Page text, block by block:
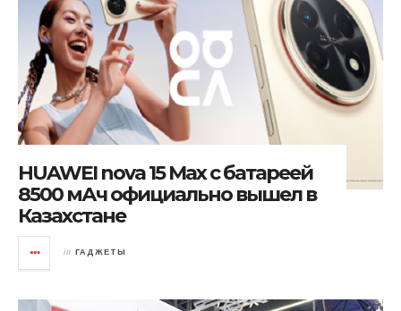
HUAWEI nova 15 Max с батареей
8500 мАч официально вышел в
Казахстане
in ГАДЖЕТЫ